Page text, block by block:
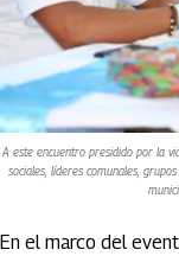
A este encuentro presidido por la
sociales, líderes comunales,
En el marco del